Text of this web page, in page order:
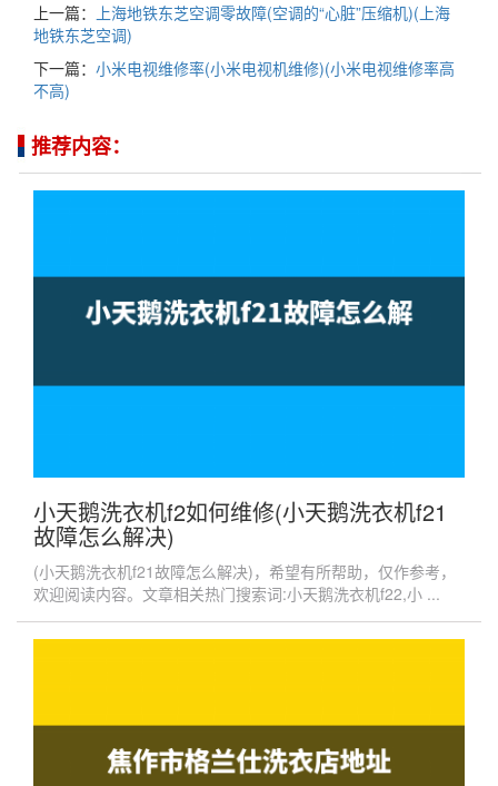
上一篇：
上海地铁东芝空调零故障(空调的“心脏”压缩机)(上海
地铁东芝空调)
下一篇： 小米电视维修率(小米电视机维修)(小米电视维修率高
不高)
推荐内容：
小天鹅洗衣机f2如何维修(小天鹅洗衣机f21
故障怎么解决)
(小天鹅洗衣机f21故障怎么解决)，希望有所帮助，仅作参考，
欢迎阅读内容。文章相关热门搜索词:小天鹅洗衣机f22,小 ...